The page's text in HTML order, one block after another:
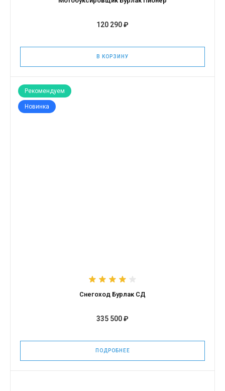
120 290 ₽
В КОРЗИНУ
Рекомендуем
Новинка
Снегоход Бурлак СД
335 500 ₽
ПОДРОБНЕЕ